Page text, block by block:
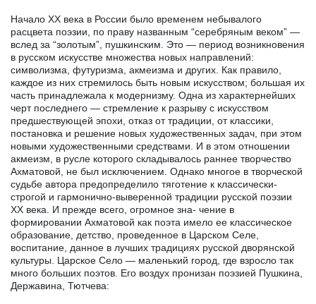
Начало XX века в России было временем небывалого
расцвета поэзии, по праву названным “серебряным веком” —
вслед за “золотым”, пушкинским. Это — период возникновения
в русском искусстве множества новых направлений:
символизма, футуризма, акмеизма и других. Как правило,
каждое из них стремилось быть новым искусством; большая их
часть принадлежала к модернизму. Одна из характернейших
черт последнего — стремление к разрыву с искусством
предшествующей эпохи, отказ от традиции, от классики,
постановка и решение новых художественных задач, при этом
новыми художественными средствами. И в этом отношении
акмеизм, в русле которого складывалось раннее творчество
Ахматовой, не был исключением. Однако многое в творческой
судьбе автора предопределило тяготение к классически-
строгой и гармонично-выверенной традиции русской поэзии
XX века. И прежде всего, огромное зна- чение в
формировании Ахматовой как поэта имело ее классическое
образование, детство, проведенное в Царском Селе,
воспитание, данное в лучших традициях русской дворянской
культуры. Царское Село — маленький город, где взросло так
много больших поэтов. Его воздух пронизан поэзией Пушкина,
Державина, Тютчева: